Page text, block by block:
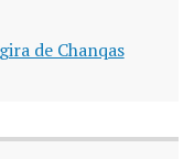
de Chanqas